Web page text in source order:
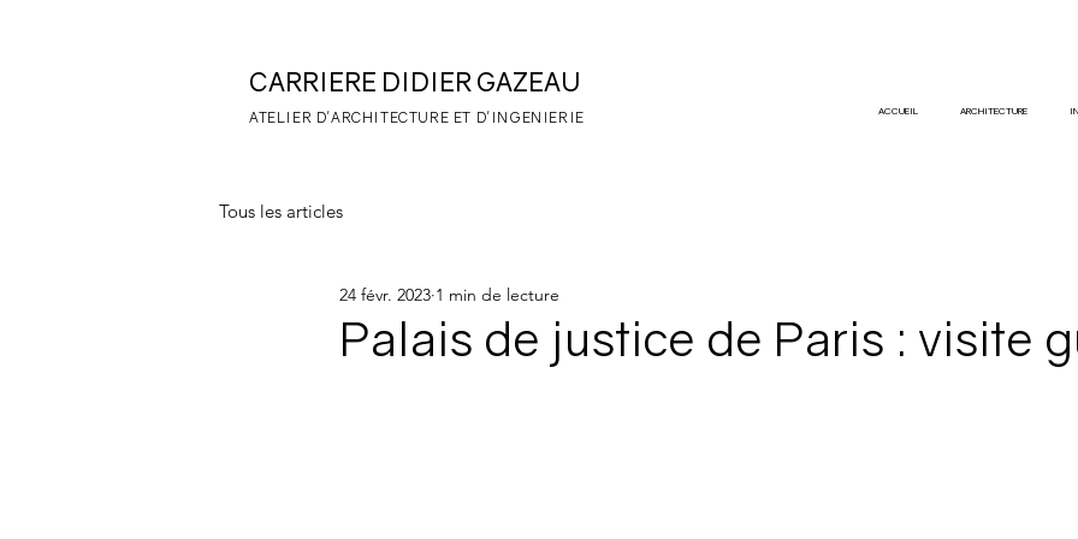
CARRIERE DIDIER GAZEAU
ATELIER D'ARCHITECTURE ET D'INGENIERIE ACCUEIL ARCHITECTURE
Tous les articles
Palais de justice de Paris : visite
24 févr. 2023 1 min de lecture